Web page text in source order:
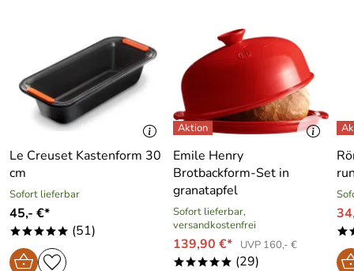
Le Creuset Kastenform 30
cm
Sofort lieferbar
45,- €*
***** (51)
Emile Henry
Brotbackform-Set in
granatapfel
Sofort lieferbar,
versandkostenfrei
139,90 €* UVP 160,- €
***** (29)